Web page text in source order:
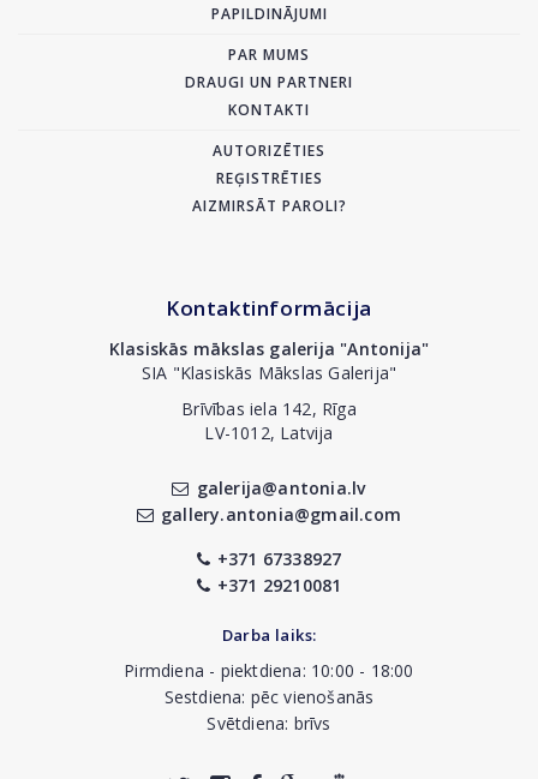
PAPILDINĀJUMI
PAR MUMS
DRAUGI UN PARTNERI
KONTAKTI
AUTORIZĒTIES
REĢISTRĒTIES
AIZMIRSĀT PAROLI?
Kontaktinformācija
Klasiskās mākslas galerija "Antonija"
SIA "Klasiskās Mākslas Galerija"
Brīvības iela 142, Rīga
LV-1012, Latvija
galerija@antonia.lv
gallery.antonia@gmail.com
+371 67338927
+371 29210081
Darba laiks:
Pirmdiena - piektdiena: 10:00 - 18:00
Sestdiena: pēc vienošanās
Svētdiena: brīvs